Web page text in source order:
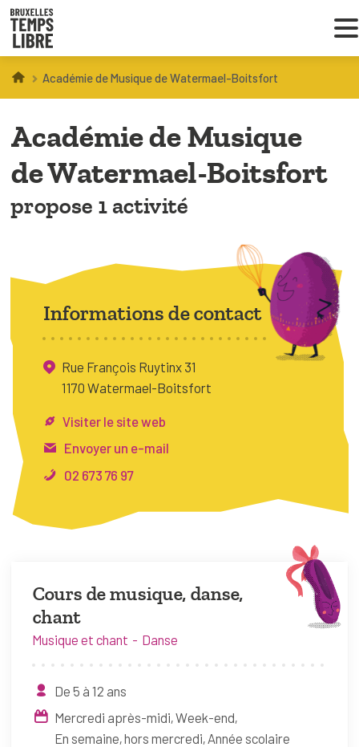
Infos parents
Droit au loisir
Coordinations ATL
VOUS CHERCHEZ DES ACTIVITÉS
À BRUXELLES
FAQ
Académie de Musique de Watermael-Boitsfort
Académie de Musique
de Watermael-Boitsfort
propose 1 activité
Cours de musique, danse,
chant
Musique et chant Danse
De 5 à 12 ans
Mercredi après-midi Week-end
En semaine, hors mercredi Année scolaire
Informations de contact
Rue François Ruytinx 31
1170 Watermael-Boitsfort
Visiter le site web
Envoyer un e-mail
02 673 76 97